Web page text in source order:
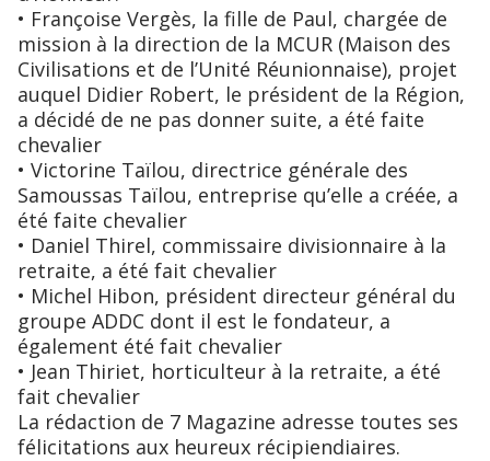
• Françoise Vergès, la fille de Paul, chargée de
mission à la direction de la MCUR (Maison des
Civilisations et de l’Unité Réunionnaise), projet
auquel Didier Robert, le président de la Région,
a décidé de ne pas donner suite, a été faite
chevalier
• Victorine Taïlou, directrice générale des
Samoussas Taïlou, entreprise qu’elle a créée, a
été faite chevalier
• Daniel Thirel, commissaire divisionnaire à la
retraite, a été fait chevalier
• Michel Hibon, président directeur général du
groupe ADDC dont il est le fondateur, a
également été fait chevalier
• Jean Thiriet, horticulteur à la retraite, a été
fait chevalier
La rédaction de 7 Magazine adresse toutes ses
félicitations aux heureux récipiendiaires.